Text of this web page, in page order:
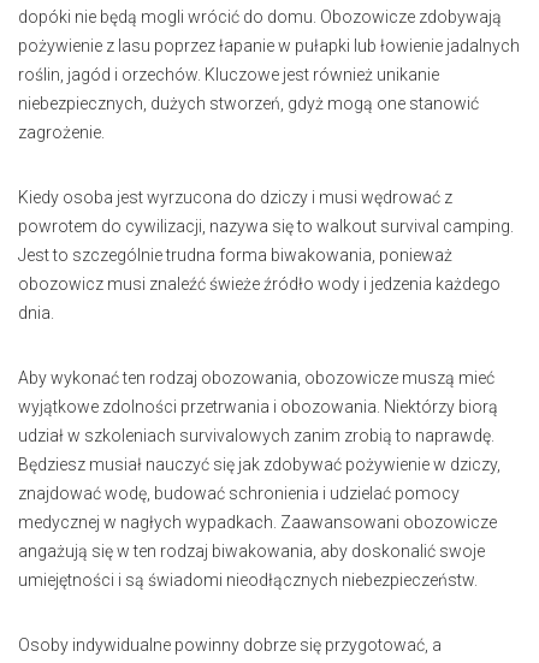
dopóki nie będą mogli wrócić do domu. Obozowicze zdobywają
pożywienie z lasu poprzez łapanie w pułapki lub łowienie jadalnych
roślin, jagód i orzechów. Kluczowe jest również unikanie
niebezpiecznych, dużych stworzeń, gdyż mogą one stanowić
zagrożenie.
Kiedy osoba jest wyrzucona do dziczy i musi wędrować z
powrotem do cywilizacji, nazywa się to walkout survival camping.
Jest to szczególnie trudna forma biwakowania, ponieważ
obozowicz musi znaleźć świeże źródło wody i jedzenia każdego
dnia.
Aby wykonać ten rodzaj obozowania, obozowicze muszą mieć
wyjątkowe zdolności przetrwania i obozowania. Niektórzy biorą
udział w szkoleniach survivalowych zanim zrobią to naprawdę.
Będziesz musiał nauczyć się jak zdobywać pożywienie w dziczy,
znajdować wodę, budować schronienia i udzielać pomocy
medycznej w nagłych wypadkach. Zaawansowani obozowicze
angażują się w ten rodzaj biwakowania, aby doskonalić swoje
umiejętności i są świadomi nieodłącznych niebezpieczeństw.
Osoby indywidualne powinny dobrze się przygotować, a